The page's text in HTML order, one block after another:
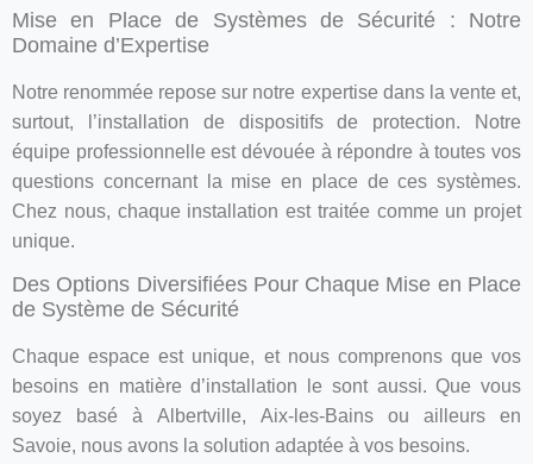
Mise en Place de Systèmes de Sécurité : Notre
Domaine d’Expertise
Notre renommée repose sur notre expertise dans la vente et,
surtout, l’installation de dispositifs de protection. Notre
équipe professionnelle est dévouée à répondre à toutes vos
questions concernant la mise en place de ces systèmes.
Chez nous, chaque installation est traitée comme un projet
unique.
Des Options Diversifiées Pour Chaque Mise en Place
de Système de Sécurité
Chaque espace est unique, et nous comprenons que vos
besoins en matière d’installation le sont aussi. Que vous
soyez basé à Albertville, Aix-les-Bains ou ailleurs en
Savoie, nous avons la solution adaptée à vos besoins.